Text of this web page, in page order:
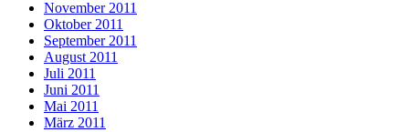
November 2011
Oktober 2011
September 2011
August 2011
Juli 2011
Juni 2011
Mai 2011
März 2011